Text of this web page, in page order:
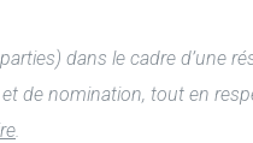
dans le cadre d’une
de nomination, tout en
.